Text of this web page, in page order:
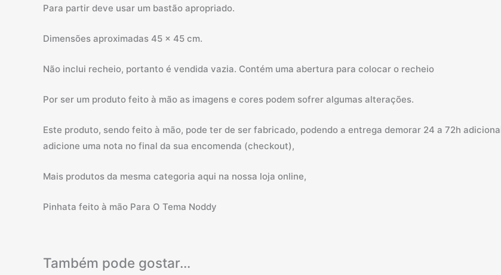
Para partir deve usar um bastão apropriado.
Dimensões aproximadas 45 x 45 cm.
Não inclui recheio, portanto é vendida vazia. Contém uma abertura para colocar o recheio
Por ser um produto feito à mão as imagens e cores podem sofrer algumas alterações.
Este produto, sendo feito à mão, pode ter de ser fabricado, podendo a entrega demorar 24 a 72h
adicione uma nota no final da sua encomenda (checkout),
Mais produtos da mesma categoria aqui na nossa loja online,
Pinhata feito à mão Para O Tema Noddy
Também pode gostar…